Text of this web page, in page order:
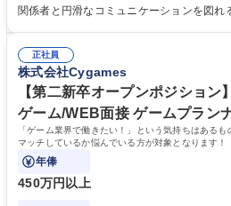
鑑みてジョブローテーションを行います。
表するインフラ企業 #ポテンシャル採用
関係者と円滑なコミュニケーションを図れる ■2024年度から2026年
72.html ■エネルギーセキュリティの不安定
甚大化など、これまで以上に社会課題解決
「未来の日常」の創造に向けて持続可能な
す。 学歴・資格 学歴：大学院 大学 語学力
正社員
株式会社Cygames
【第二新卒オープンポジション
ゲーム/WEB面接 ゲームプラン
「ゲーム業界で働きたい！」という気持ちはある
マッチしているか悩んでいる方が対象となります！
年俸
450万円以上